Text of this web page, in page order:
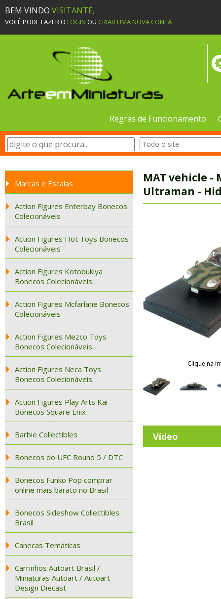
BEM VINDO VISITANTE,
VOCÊ PODE FAZER O LOGIN OU CRIAR UMA NOVA CONTA
Regras de Funcionamento
Marcas e Escalas
Action Figures Enterbay Bonecos
Colecionáveis
Action Figures Hot Toys Bonecos
Colecionáveis
Action Figures Kotobukiya
Bonecos Colecionáveis
Action Figures Mcfarlane Bonecos
Colecionáveis
Action Figures Mezco Toys
Bonecos Colecionáveis
Action Figures Neca Toys
Bonecos Colecionáveis
Action Figures Play Arts Kai
Bonecos Square Enix
Barbie Collectibles
Bonecos do UFC Round 5 / DTC
Bonecos Funko Pop comprar
online mais barato no Brasil
Bonecos Sideshow Collectibles
Brasil
Canecas Temáticas
Carrinhos Autoart Brasil /
Miniaturas Autoart / Autoart
Design Diecast
MAT vehicle -
Ultraman -
Clique na
Vídeo